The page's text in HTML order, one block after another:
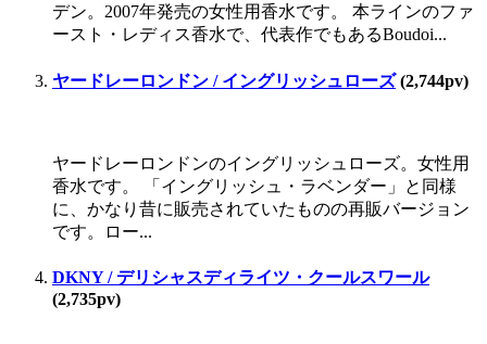
デン。2007年発売の女性用香水です。 本ラインのファ
ースト・レディス香水で、代表作でもあるBoudoi...
ヤードレーロンドン / イングリッシュローズ(2,744pv)
ヤードレーロンドンのイングリッシュローズ。女性用
香水です。 「イングリッシュ・ラベンダー」と同様
に、かなり昔に販売されていたものの再販バージョン
です。ロー...
DKNY / デリシャスディライツ・クールスワール
(2,735pv)